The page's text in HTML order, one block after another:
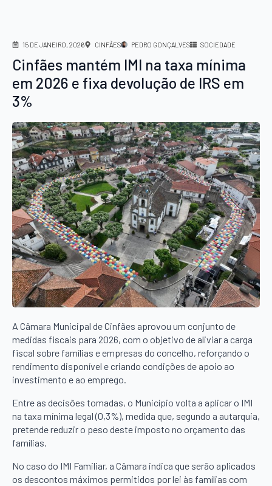
15 DE JANEIRO, 2026 CINFÃES PEDRO GONÇALVES SOCIEDADE
Cinfães mantém IMI na taxa mínima
em 2026 e fixa devolução de IRS em
3%
A Câmara Municipal de Cinfães aprovou um conjunto de
medidas fiscais para 2026, com o objetivo de aliviar a carga
fiscal sobre famílias e empresas do concelho, reforçando o
rendimento disponível e criando condições de apoio ao
investimento e ao emprego.
Entre as decisões tomadas, o Município volta a aplicar o IMI
na taxa mínima legal (0,3%), medida que, segundo a autarquia,
pretende reduzir o peso deste imposto no orçamento das
famílias.
No caso do IMI Familiar, a Câmara indica que serão aplicados
os descontos máximos permitidos por lei às famílias com